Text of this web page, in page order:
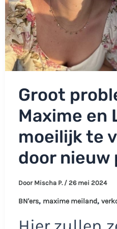
Groot
Maxime en
moeilijk te
door nieuw
Door Mischa P. / 26 mei 2024
BN'ers, maxime meiland,